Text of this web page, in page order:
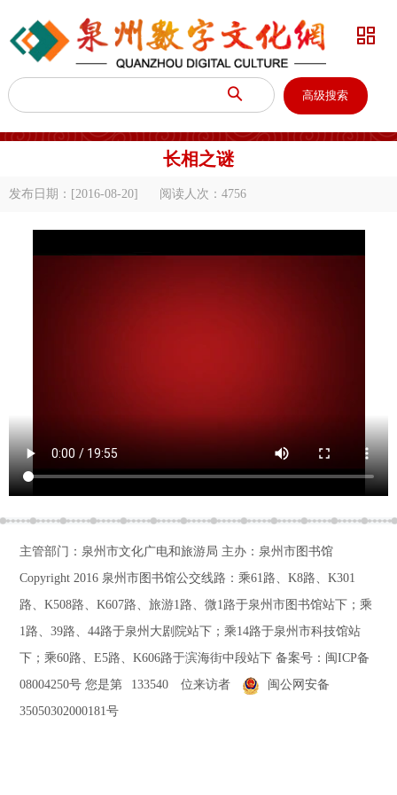
 高级搜索

长相之谜
发布日期：[2016-08-20] 阅读人次： 4756
主管部门：泉州市文化广电和旅游局 主办：泉州市图书馆
Copyright 2016 泉州市图书馆公交线路：乘61路、K8路、K301
路、K508路、K607路、旅游1路、微1路于泉州市图书馆站下；乘
1路、39路、44路于泉州大剧院站下；乘14路于泉州市科技馆站
下；乘60路、E5路、K606路于滨海街中段站下备案号： 闽ICP备
08004250号 您是第 133540 位来访者
闽公网安备
35050302000181号